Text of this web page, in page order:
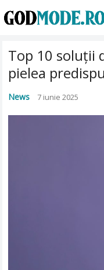
Top 10 soluții
pielea
News 7 iunie 2025